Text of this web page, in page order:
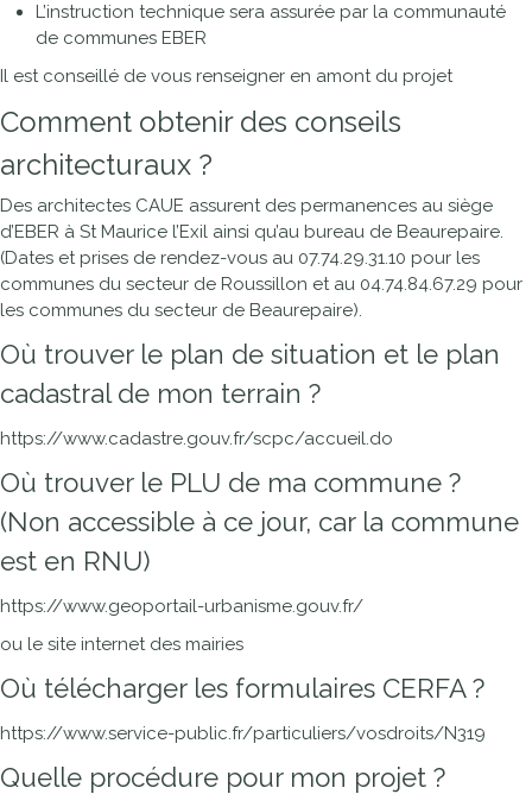
L’instruction technique sera assurée par la communauté
de communes EBER
Il est conseillé de vous renseigner en amont du projet
Comment obtenir des conseils
architecturaux ?
Des architectes CAUE assurent des permanences au siège
d’EBER à St Maurice l’Exil ainsi qu’au bureau de Beaurepaire.
(Dates et prises de rendez-vous au 07.74.29.31.10 pour les
communes du secteur de Roussillon et au 04.74.84.67.29 pour
les communes du secteur de Beaurepaire).
Où trouver le plan de situation et le plan
cadastral de mon terrain ?
https://www.cadastre.gouv.fr/scpc/accueil.do
Où trouver le PLU de ma commune ?
(Non accessible à ce jour, car la commune
est en RNU)
https://www.geoportail-urbanisme.gouv.fr/
ou le site internet des mairies
Où télécharger les formulaires CERFA ?
https://www.service-public.fr/particuliers/vosdroits/N319
Quelle procédure pour mon projet ?